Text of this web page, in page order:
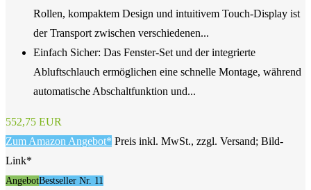
Rollen, kompaktem Design und intuitivem Touch-Display ist
der Transport zwischen verschiedenen...
Einfach Sicher: Das Fenster-Set und der integrierte
Abluftschlauch ermöglichen eine schnelle Montage, während
automatische Abschaltfunktion und...
552,75 EUR
Zum Amazon Angebot* Preis inkl. MwSt., zzgl. Versand; Bild-
Link*
AngebotBestseller Nr. 11